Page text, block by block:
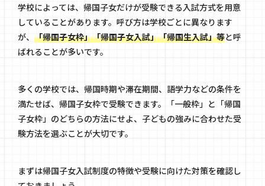
学校によっては、帰国子女だけが受験できる入試方式を用意
していることがあります。呼び方は学校ごとに異なります
が、 「帰国子女枠」「帰国子女入試」「帰国生入試」等と呼
ばれることが多いです。
多くの学校では、帰国時期や滞在期間、語学力などの条件を
満たせば、帰国子女枠で受験できます。「一般枠」と「帰国
子女枠」のどちらの方法にせよ、子どもの強みに合わせた受
験方法を選ぶことが大切です。
まずは帰国子女入試制度の特徴や受験に向けた対策を確認し